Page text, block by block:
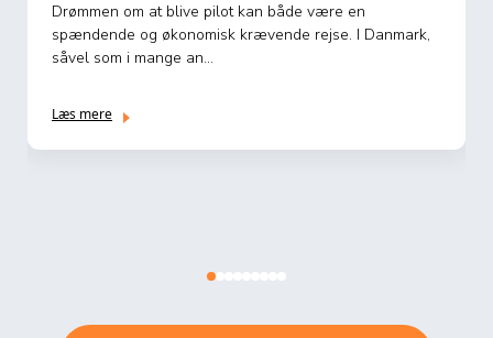
Drømmen om at blive pilot kan både være en
spændende og økonomisk krævende rejse. I Danmark,
såvel som i mange an...
Læs mere